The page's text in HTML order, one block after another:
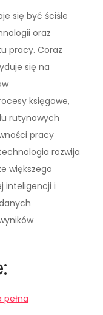
się być ściśle
oraz
pracy. Coraz
się na
księgowe,
rutynowych
pracy
rozwija
większego
inteligencji i